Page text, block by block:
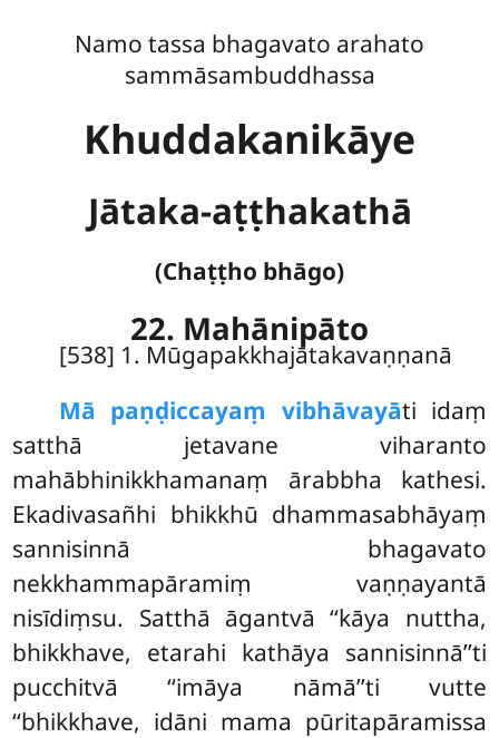
Namo tassa bhagavato arahato
sammāsambuddhassa
Khuddakanikāye
Jātaka-aṭṭhakathā
(Chaṭṭho bhāgo)
22. Mahānipāto
[538] 1. Mūgapakkhajātakavaṇṇanā
Mā paṇḍiccayaṃ vibhāvayāti idaṃ
satthā jetavane viharanto
mahābhinikkhamanaṃ ārabbha kathesi.
Ekadivasañhi bhikkhū dhammasabhāyaṃ
sannisinnā bhagavato
nekkhammapāramiṃ vaṇṇayantā
nisīdiṃsu. Satthā āgantvā ‘‘kāya nuttha,
bhikkhave, etarahi kathāya sannisinnā’’ti
pucchitvā ‘‘imāya nāmā’’ti vutte
‘‘bhikkhave, idāni mama pūritapāramissa